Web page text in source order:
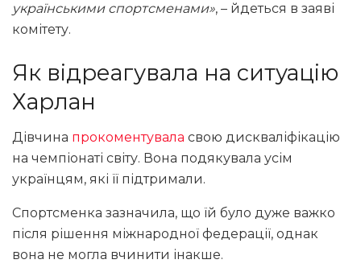
українськими спортсменами», – йдеться в заяві
комітету.
Як відреагувала на ситуацію
Харлан
Дівчина прокоментувала свою дискваліфікацію
на чемпіонаті світу. Вона подякувала усім
українцям, які її підтримали.
Спортсменка зазначила, що їй було дуже важко
після рішення міжнародної федерації, однак
вона не могла вчинити інакше.